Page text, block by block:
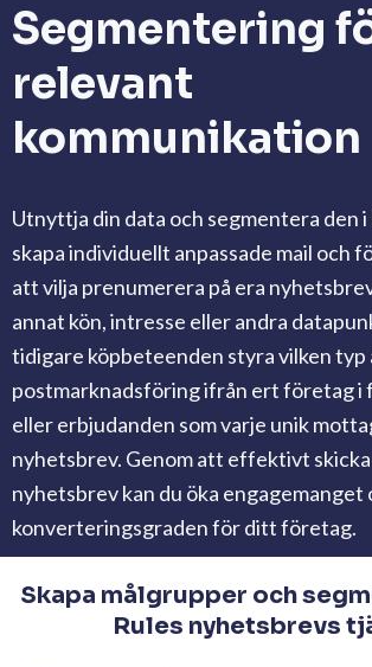
Segmentering
relevant
kommunikation
Utnyttja din data och segmentera den
skapa individuellt anpassade mail och
att vilja prenumerera på era
annat kön, intresse ellerandra
tidigare köpbeteenden styra vilken typ
postmarknadsföring ifrån ert företag i
eller erbjudanden som varje unik
nyhetsbrev. Genom att effektivt
nyhetsbrev kan du öka engagemanget
konverteringsgraden för ditt företag.
Skapa målgrupper och
Rules nyhetsbrevs